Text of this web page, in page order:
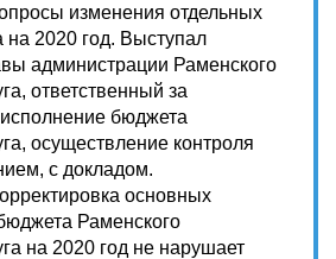
изменения отдельных
на 2020 год. Выступал
администрации Раменского
ответственный за
бюджета
осуществление контроля
с докладом.
основных
Раменского
на 2020 год не нарушает